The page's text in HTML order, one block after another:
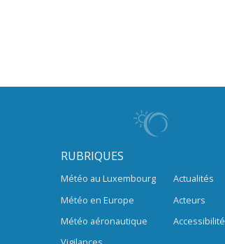
RUBRIQUES
Météo au Luxembourg
Météo en Europe
Météo aéronautique
Actualités
Acteurs
Accessibilité